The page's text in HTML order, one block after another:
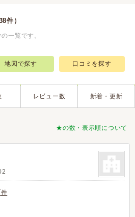
件）
一覧です。
地図で探す 口コミを探す
レビュー数 新着・更新
★の数・表示順について
件